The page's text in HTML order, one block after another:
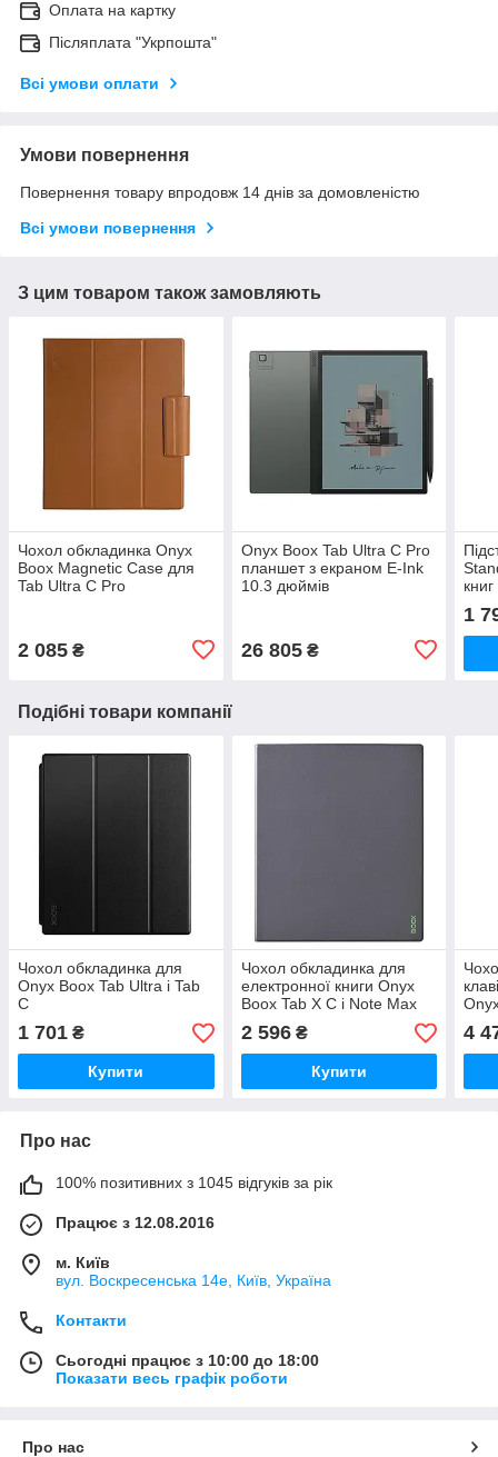
Оплата на картку
Післяплата "Укрпошта"
Всі умови оплати
Умови повернення
Повернення товару впродовж 14 днів за домовленістю
Всі умови повернення
З цим товаром також замовляють
Чохол обкладинка Onyx
Boox Magnetic Case для
Tab Ultra C Pro
2 085 ₴
Onyx Boox Tab Ultra C Pro
планшет з екраном E-Ink
10.3 дюймів
26 805₴
книг
1
Подібні товари компанії
Чохол обкладинка для
Onyx Boox Tab Ultra і Tab
C
1 701 ₴
Купити
Чохол обкладинка для
електронної книги Onyx
Boox Tab X C і Note Max
2 596₴
Купити
C
4
Про нас
100% позитивних з 1045 відгуків за рік
Працює з 12.08.2016
м. Київ
вул. Воскресенська 14е, Київ, Україна
Контакти
Сьогодні працює з 10:00 до 18:00
Показати весь графік роботи
Про нас